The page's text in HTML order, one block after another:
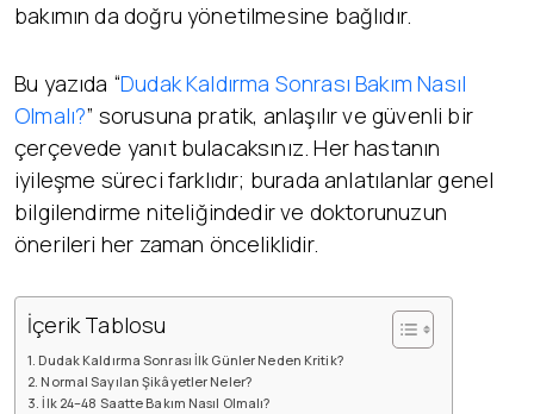
bakımın da doğru yönetilmesine bağlıdır.
Bu yazıda “Dudak Kaldırma Sonrası Bakım Nasıl
Olmalı?” sorusuna pratik, anlaşılır ve güvenli bir
çerçevede yanıt bulacaksınız. Her hastanın
iyileşme süreci farklıdır; burada anlatılanlar genel
bilgilendirme niteliğindedir ve doktorunuzun
önerileri her zaman önceliklidir.
İçerik Tablosu
Dudak Kaldırma Sonrası İlk Günler Neden Kritik?
Normal Sayılan Şikâyetler Neler?
İlk 24–48 Saatte Bakım Nasıl Olmalı?